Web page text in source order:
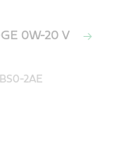
0W-20 V
2AE